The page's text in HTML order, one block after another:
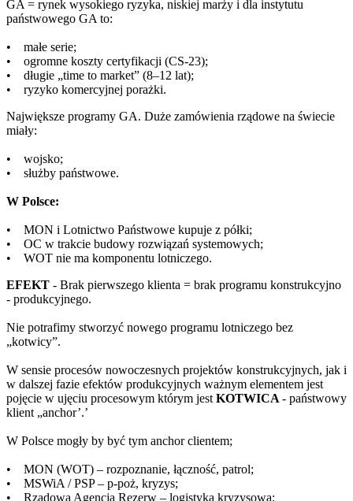
GA = rynek wysokiego ryzyka, niskiej marży i dla instytutu
państwowego GA to:
• małe serie;
• ogromne koszty certyfikacji (CS-23);
• długie „time to market” (8–12 lat);
• ryzyko komercyjnej porażki.
Największe programy GA. Duże zamówienia rządowe na świecie
miały:
• wojsko;
• służby państwowe.
W Polsce:
• MON i Lotnictwo Państwowe kupuje z półki;
• OC w trakcie budowy rozwiązań systemowych;
• WOT nie ma komponentu lotniczego.
EFEKT - Brak pierwszego klienta = brak programu konstrukcyjno
- produkcyjnego.
Nie potrafimy stworzyć nowego programu lotniczego bez
„kotwicy”.
W sensie procesów nowoczesnych projektów konstrukcyjnych, jak i
w dalszej fazie efektów produkcyjnych ważnym elementem jest
pojęcie w ujęciu procesowym którym jest KOTWICA - państwowy
klient „anchor’.’
W Polsce mogły by być tym anchor clientem;
• MON (WOT) – rozpoznanie, łączność, patrol;
• MSWiA / PSP – p-poż, kryzys;
• Rządowa Agencja Rezerw – logistyka kryzysowa;